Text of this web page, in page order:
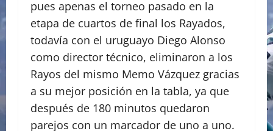
pues apenas el torneo pasado en la
etapa de cuartos de final los Rayados,
todavía con el uruguayo Diego Alonso
como director técnico, eliminaron a los
Rayos del mismo Memo Vázquez gracias
a su mejor posición en la tabla, ya que
después de 180 minutos quedaron
parejos con un marcador de uno a uno.